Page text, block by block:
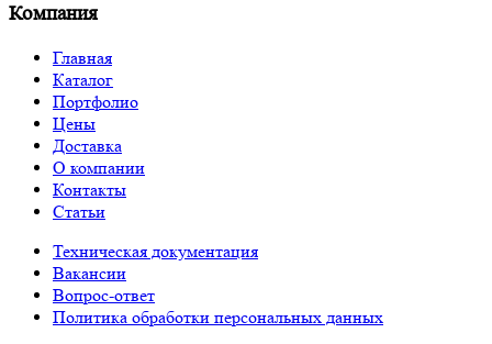
Компания
Главная
Каталог
Портфолио
Цены
Доставка
О компании
Контакты
Статьи
Техническая документация
Вакансии
Вопрос-ответ
Политика обработки персональных данных